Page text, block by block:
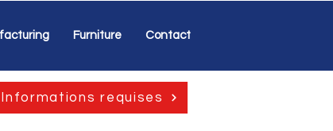
Furniture Contact
Informations requises